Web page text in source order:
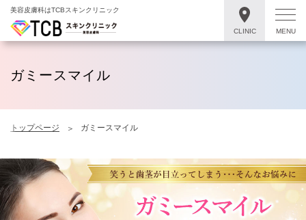
美容皮膚科はTCBスキンクリニック
ガミースマイル
トップページ ガミースマイル
CLINIC MENU